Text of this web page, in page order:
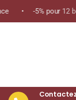
-5% pour 12